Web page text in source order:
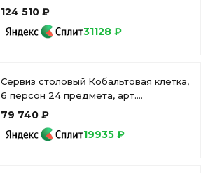
предметов, арт. 81.20958.00.1
124 510 ₽
31128 ₽
Сервиз столовый Кобальтовая клетка,
6 персон 24 предмета, арт.
81.20941.00.1
79 740 ₽
19935 ₽